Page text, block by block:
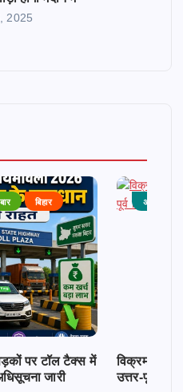
2025
बिहार
पर टॉल टैक्स में
जारी
अपडेट
विक्रमशिला
उत्तर-पूर्व